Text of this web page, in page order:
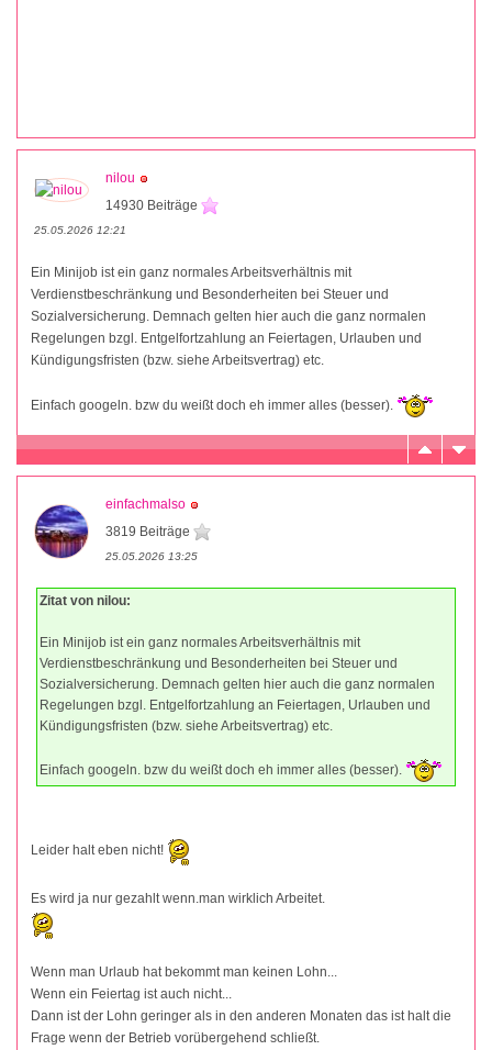
nilou
14930 Beiträge
25.05.2026 12:21
Ein Minijob ist ein ganz normales Arbeitsverhältnis mit
Verdienstbeschränkung und Besonderheiten bei Steuer und
Sozialversicherung. Demnach gelten hier auch die ganz normalen
Regelungen bzgl. Entgelfortzahlung an Feiertagen, Urlauben und
Kündigungsfristen (bzw. siehe Arbeitsvertrag) etc.
Einfach googeln. bzw du weißt doch eh immer alles (besser).
einfachmalso
3819 Beiträge
25.05.2026 13:25
Zitat von nilou:
Ein Minijob ist ein ganz normales Arbeitsverhältnis mit
Verdienstbeschränkung und Besonderheiten bei Steuer und
Sozialversicherung. Demnach gelten hier auch die ganz normalen
Regelungen bzgl. Entgelfortzahlung an Feiertagen, Urlauben und
Kündigungsfristen (bzw. siehe Arbeitsvertrag) etc.
Einfach googeln. bzw du weißt doch eh immer alles (besser).
Leider halt eben nicht!
Es wird ja nur gezahlt wenn.man wirklich Arbeitet.
Wenn man Urlaub hat bekommt man keinen Lohn...
Wenn ein Feiertag ist auch nicht...
Dann ist der Lohn geringer als in den anderen Monaten das ist halt die
Frage wenn der Betrieb vorübergehend schließt.